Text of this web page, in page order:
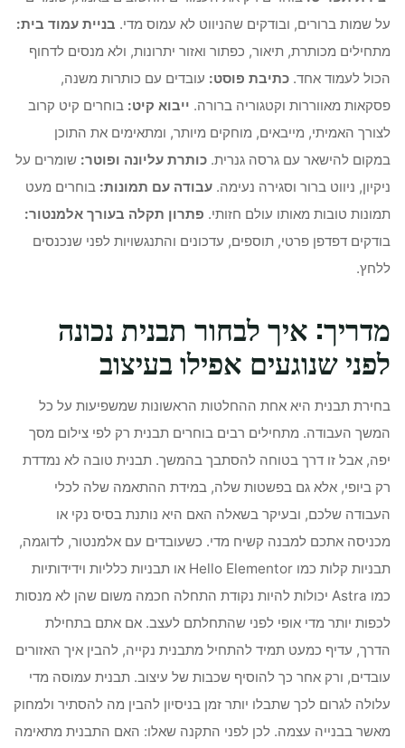
על שמות ברורים, ובודקים שהניווט לא עמוס מדי. בניית עמוד בית:
מתחילים מכותרת, תיאור, כפתור ואזור יתרונות, ולא מנסים לדחוף
הכול לעמוד אחד. כתיבת פוסט: עובדים עם כותרות משנה,
פסקאות מאווררות וקטגוריה ברורה. ייבוא קיט: בוחרים קיט קרוב
לצורך האמיתי, מייבאים, מוחקים מיותר, ומתאימים את התוכן
במקום להישאר עם גרסה גנרית. כותרת עליונה ופוטר: שומרים על
ניקיון, ניווט ברור וסגירה נעימה. עבודה עם תמונות: בוחרים מעט
תמונות טובות מאותו עולם חזותי. פתרון תקלה בעורך אלמנטור:
בודקים דפדפן פרטי, תוספים, עדכונים והתנגשויות לפני שנכנסים
ללחץ.
מדריך: איך לבחור תבנית נכונה
לפני שנוגעים אפילו בעיצוב
בחירת תבנית היא אחת ההחלטות הראשונות שמשפיעות על כל
המשך העבודה. מתחילים רבים בוחרים תבנית רק לפי צילום מסך
יפה, אבל זו דרך בטוחה להסתבך בהמשך. תבנית טובה לא נמדדת
רק ביופי, אלא גם בפשטות שלה, במידת ההתאמה שלה לכלי
העבודה שלכם, ובעיקר בשאלה האם היא נותנת בסיס נקי או
מכניסה אתכם למבנה קשיח מדי. כשעובדים עם אלמנטור, לדוגמה,
תבניות קלות כמו Hello Elementor או תבניות כלליות וידידותיות
כמו Astra יכולות להיות נקודת התחלה חכמה משום שהן לא מנסות
לכפות יותר מדי אופי לפני שהתחלתם לעצב. אם אתם בתחילת
הדרך, עדיף כמעט תמיד להתחיל מתבנית נקייה, להבין איך האזורים
עובדים, ורק אחר כך להוסיף שכבות של עיצוב. תבנית עמוסה מדי
עלולה לגרום לכך שתבלו יותר זמן בניסיון להבין מה להסתיר ולמחוק
מאשר בבנייה עצמה. לכן לפני התקנה שאלו: האם התבנית מתאימה